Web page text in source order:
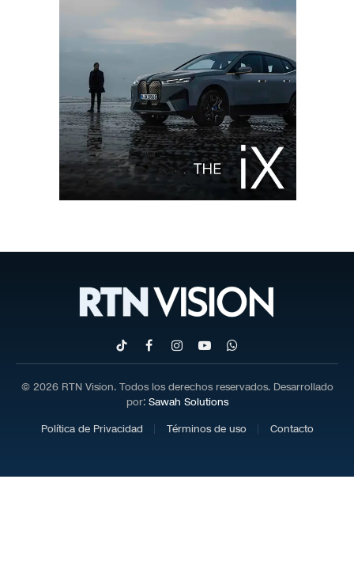
TikTokFacebookInstagram
YouTubeWhatsApp
© 2026 RTN Vision. Todos los derechos reservados. Desarrollado
por: Sawah Solutions
Política de Privacidad
Términos de uso Contacto